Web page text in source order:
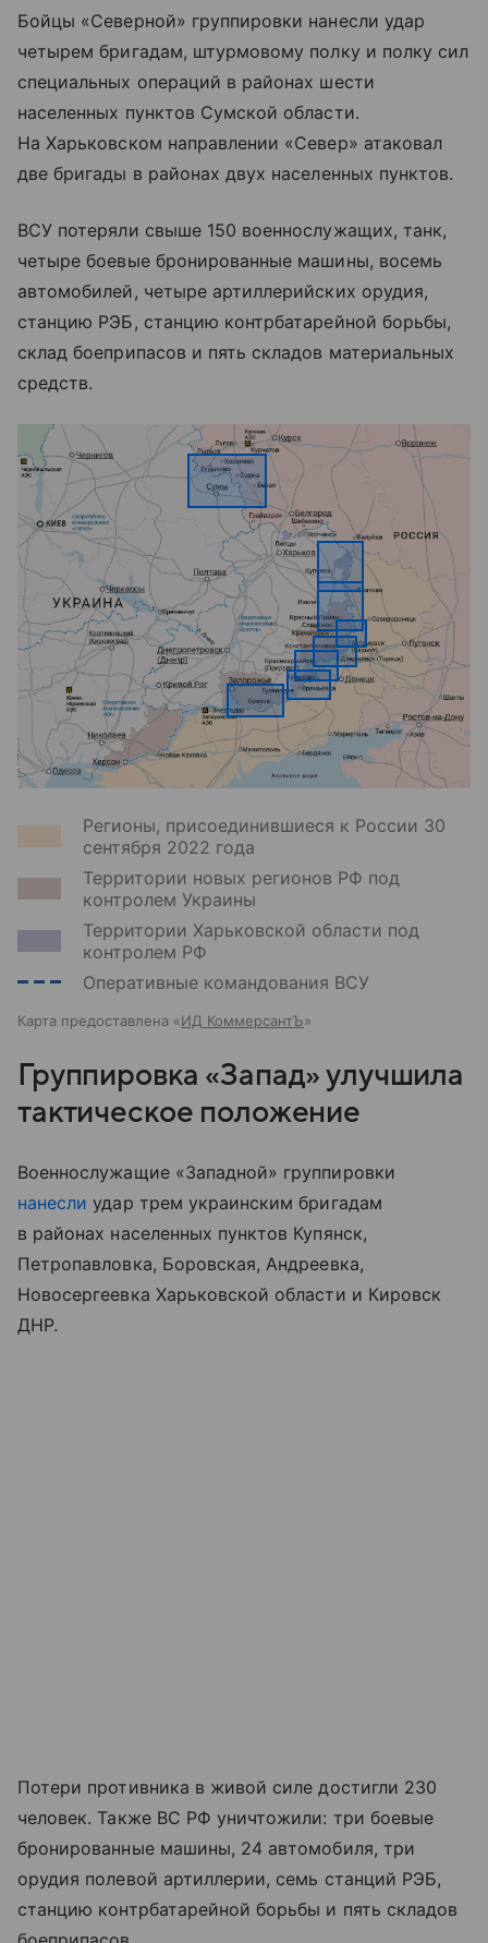
Бойцы «Северной» группировки нанесли удар
четырем бригадам, штурмовому полку и полку сил
специальных операций в районах шести
населенных пунктов Сумской области.
На Харьковском направлении «Север» атаковал
две бригады в районах двух населенных пунктов.
ВСУ потеряли свыше 150 военнослужащих, танк,
четыре боевые бронированные машины, восемь
автомобилей, четыре артиллерийских орудия,
станцию РЭБ, станцию контрбатарейной борьбы,
склад боеприпасов и пять складов материальных
средств.
Регионы, присоединившиеся к России 30
сентября 2022 года
Территории новых регионов РФ под
контролем Украины
Территории Харьковской области под
контролем РФ
Оперативные командования ВСУ
Карта предоставлена «ИД КоммерсантЪ»
Группировка «Запад» улучшила
тактическое положение
Военнослужащие «Западной» группировки
нанесли удар трем украинским бригадам
в районах населенных пунктов Купянск,
Петропавловка, Боровская, Андреевка,
Новосергеевка Харьковской области и Кировск
ДНР.
Потери противника в живой силе достигли 230
человек. Также ВС РФ уничтожили: три боевые
бронированные машины, 24 автомобиля, три
орудия полевой артиллерии, семь станций РЭБ,
станцию контрбатарейной борьбы и пять складов